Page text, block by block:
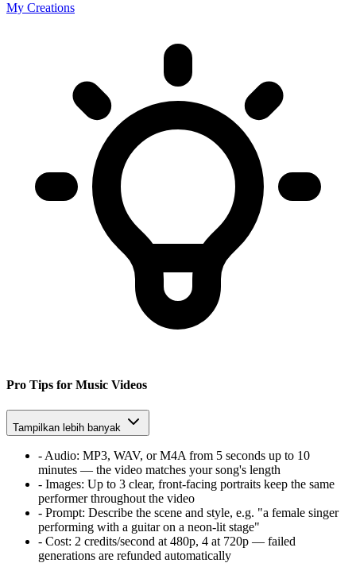
My Creations
Pro Tips for Music Videos
Tampilkan lebih banyak
- Audio: MP3, WAV, or M4A from 5 seconds up to 10
minutes — the video matches your song's length
- Images: Up to 3 clear, front-facing portraits keep the same
performer throughout the video
- Prompt: Describe the scene and style, e.g. "a female singer
performing with a guitar on a neon-lit stage"
- Cost: 2 credits/second at 480p, 4 at 720p — failed
generations are refunded automatically